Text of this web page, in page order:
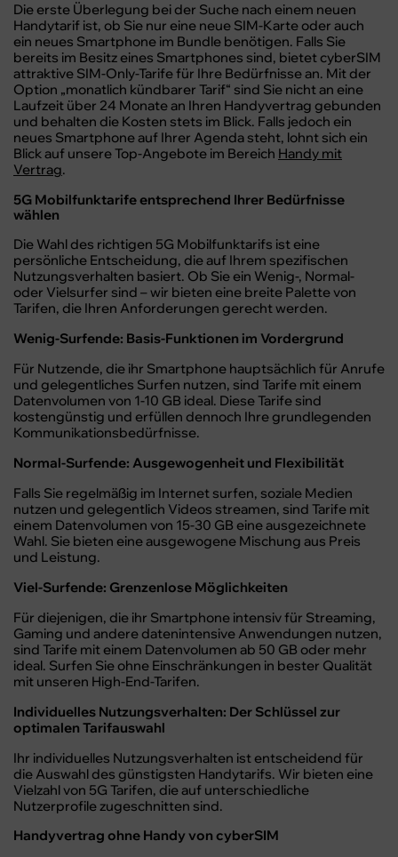
Die erste Überlegung bei der Suche nach einem neuen
Handytarif ist, ob Sie nur eine neue SIM-Karte oder auch
ein neues Smartphone im Bundle benötigen. Falls Sie
bereits im Besitz eines Smartphones sind, bietet cyberSIM
attraktive SIM-Only-Tarife für Ihre Bedürfnisse an. Mit der
Option „monatlich kündbarer Tarif“ sind Sie nicht an eine
Laufzeit über 24 Monate an Ihren Handyvertrag gebunden
und behalten die Kosten stets im Blick. Falls jedoch ein
neues Smartphone auf Ihrer Agenda steht, lohnt sich ein
Blick auf unsere Top-Angebote im Bereich Handy mit
Vertrag.
5G Mobilfunktarife entsprechend Ihrer Bedürfnisse
wählen
Die Wahl des richtigen 5G Mobilfunktarifs ist eine
persönliche Entscheidung, die auf Ihrem spezifischen
Nutzungsverhalten basiert. Ob Sie ein Wenig-, Normal-
oder Vielsurfer sind – wir bieten eine breite Palette von
Tarifen, die Ihren Anforderungen gerecht werden.
Wenig-Surfende: Basis-Funktionen im Vordergrund
Für Nutzende, die ihr Smartphone hauptsächlich für Anrufe
und gelegentliches Surfen nutzen, sind Tarife mit einem
Datenvolumen von 1-10 GB ideal. Diese Tarife sind
kostengünstig und erfüllen dennoch Ihre grundlegenden
Kommunikationsbedürfnisse.
Normal-Surfende: Ausgewogenheit und Flexibilität
Falls Sie regelmäßig im Internet surfen, soziale Medien
nutzen und gelegentlich Videos streamen, sind Tarife mit
einem Datenvolumen von 15-30 GB eine ausgezeichnete
Wahl. Sie bieten eine ausgewogene Mischung aus Preis
und Leistung.
Viel-Surfende: Grenzenlose Möglichkeiten
Für diejenigen, die ihr Smartphone intensiv für Streaming,
Gaming und andere datenintensive Anwendungen nutzen,
sind Tarife mit einem Datenvolumen ab 50 GB oder mehr
ideal. Surfen Sie ohne Einschränkungen in bester Qualität
mit unseren High-End-Tarifen.
Individuelles Nutzungsverhalten: Der Schlüssel zur
optimalen Tarifauswahl
Ihr individuelles Nutzungsverhalten ist entscheidend für
die Auswahl des günstigsten Handytarifs. Wir bieten eine
Vielzahl von 5G Tarifen, die auf unterschiedliche
Nutzerprofile zugeschnitten sind.
Handyvertrag ohne Handy von cyberSIM